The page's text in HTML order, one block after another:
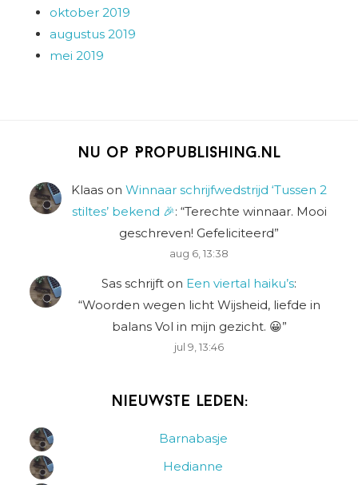
oktober 2019
augustus 2019
mei 2019
Nu op Propublishing.nl
Klaas on Winnaar schrijfwedstrijd ‘Tussen 2
stiltes’ bekend 🎉: “Terechte winnaar. Mooi
geschreven! Gefeliciteerd”
aug 6, 13:38
Sas schrijft on Een viertal haiku’s:
“Woorden wegen licht Wijsheid, liefde in
balans Vol in mijn gezicht. 😀”
jul 9, 13:46
Nieuwste leden:
Barnabasje
Hedianne